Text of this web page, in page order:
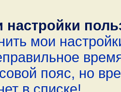
мои
пояс, но